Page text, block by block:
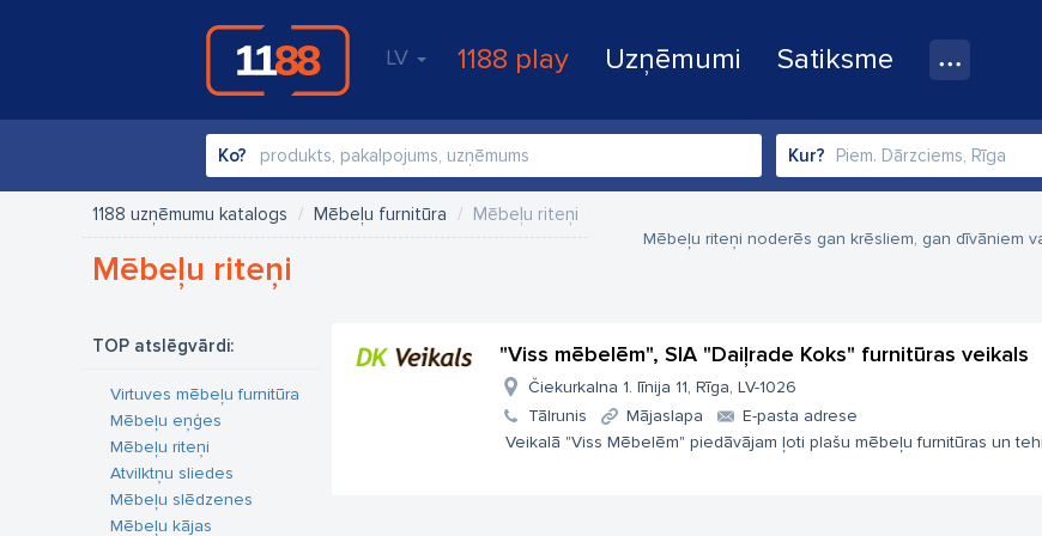
LV 1188 play Uzņēmumi Satiksme
Ko? Kur?
1188 uzņēmumu katalogs Mēbeļu furnitūra Mēbeļu riteņi
Mēbeļu riteņi
Mēbeļu riteņi noderēs gan krēsliem, gan dīvāniem
TOP atslēgvārdi:
Virtuves mēbeļu furnitūra
Mēbeļu eņģes
Mēbeļu riteņi
Atvilktņu sliedes
Mēbeļu slēdzenes
Mēbeļu kājas
"Viss mēbelēm", SIA "Daiļrade Koks" furnitūras veikals
Čiekurkalna 1. līnija 11, Rīga, LV-1026
Tālrunis
Mājaslapa
E-pasta adrese
Veikalā "Viss Mēbelēm" piedāvājam ļoti plašu mēbeļu furnitūras un